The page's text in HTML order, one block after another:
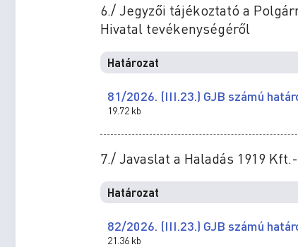
6./ Jegyzői tájékoztató a
Hivatal tevékenységéről
Határozat
81/2026. (III.23.) GJB számú
19.72 kb
7./ Javaslat a Haladás 1919
Határozat
82/2026. (III.23.) GJB számú
21.36 kb